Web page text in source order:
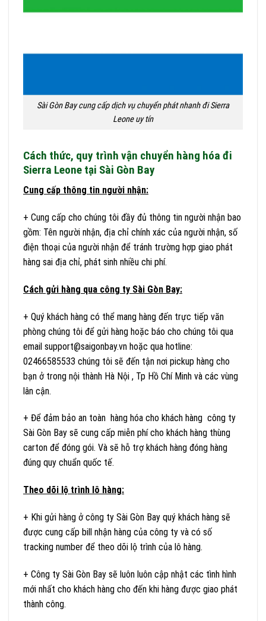
Sài Gòn Bay cung cấp dịch vụ chuyển phát nhanh đi Sierra
Leone uy tín
Cách thức, quy trình vận chuyển hàng hóa đi
Sierra Leone tại Sài Gòn Bay
Cung cấp thông tin người nhận:
+ Cung cấp cho chúng tôi đầy đủ thông tin người nhận bao
gồm: Tên người nhận, địa chỉ chính xác của người nhận, số
điện thoại của người nhận để tránh trường hợp giao phát
hàng sai địa chỉ, phát sinh nhiều chi phí.
Cách gửi hàng qua công ty Sài Gòn Bay:
+ Quý khách hàng có thể mang hàng đến trực tiếp văn
phòng chúng tôi để gửi hàng hoặc báo cho chúng tôi qua
email support@saigonbay.vn hoặc qua hotline:
02466585533 chúng tôi sẽ đến tận nơi pickup hàng cho
bạn ở trong nội thành Hà Nội , Tp Hồ Chí Minh và các vùng
lân cận.
+ Để đảm bảo an toàn hàng hóa cho khách hàng công ty
Sài Gòn Bay sẽ cung cấp miễn phí cho khách hàng thùng
carton để đóng gói. Và sẽ hỗ trợ khách hàng đóng hàng
đúng quy chuẩn quốc tế.
Theo dõi lộ trình lô hàng:
+ Khi gửi hàng ở công ty Sài Gòn Bay quý khách hàng sẽ
được cung cấp bill nhận hàng của công ty và có số
tracking number để theo dõi lộ trình của lô hàng.
+ Công ty Sài Gòn Bay sẽ luôn luôn cập nhật các tình hình
mới nhất cho khách hàng cho đến khi hàng được giao phát
thành công.